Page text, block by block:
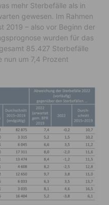
mehr Sterbefälle als in
gewesen. Im Rahmen
2019 – also vor Beginn der
wurden für das
85.427 Sterbefälle
nun um 7,4 Prozent